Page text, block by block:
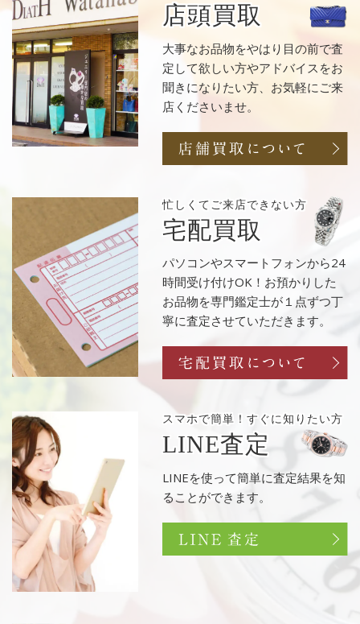
店頭買取
大事なお品物をやはり目の前で査
定して欲しい方やアドバイスをお
聞きになりたい方、お気軽にご来
店くださいませ。
忙しくてご来店できない方
宅配買取
パソコンやスマートフォンから24
時間受け付けOK！お預かりした
お品物を専門鑑定士が１点ずつ丁
寧に査定させていただきます。
スマホで簡単！ すぐに知りたい方
LINE査定
LINEを使って簡単に査定結果を知
ることができます。